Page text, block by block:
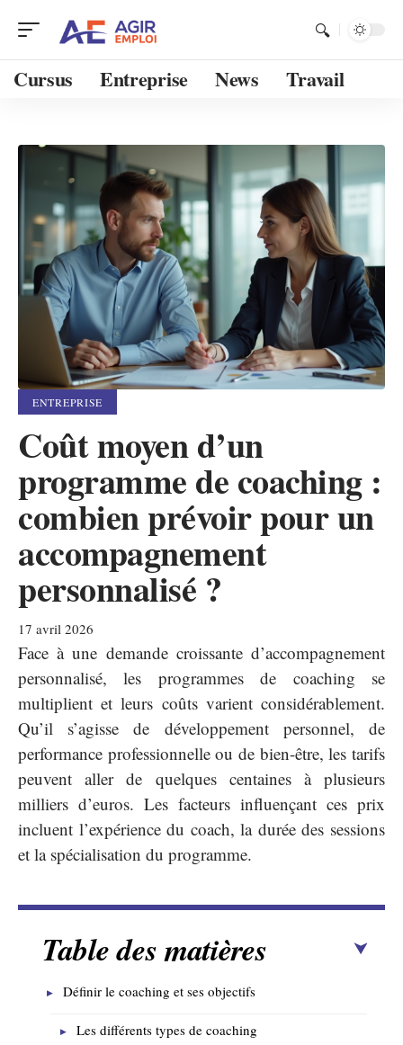
Cursus Entreprise News Travail
ENTREPRISE
Coût moyen d’un
programme de coaching :
combien prévoir pour un
accompagnement
personnalisé ?
17 avril 2026
Face à une demande croissante d’accompagnement
personnalisé, les programmes de coaching se
multiplient et leurs coûts varient considérablement.
Qu’il s’agisse de développement personnel, de
performance professionnelle ou de bien-être, les tarifs
peuvent aller de quelques centaines à plusieurs
milliers d’euros. Les facteurs influençant ces prix
incluent l’expérience du coach, la durée des sessions
et la spécialisation du programme.
Table des matières
Définir le coaching et ses objectifs
Les différents types de coaching